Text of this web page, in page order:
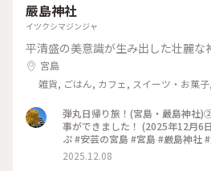
嚴島神社
イツクシマジンジャ
平清盛の美意識が生み出した壮麗な
宮島
雑貨, ごはん, カフェ, スイーツ・お菓
弾丸日帰り旅！(宮島・嚴島神社
事ができました！ (2025年12月6
ぷ #安芸の宮島 #宮島 #厳島神社 #嚴島神社 #世界遺産 #広島 #
廿日市
2025.12.08